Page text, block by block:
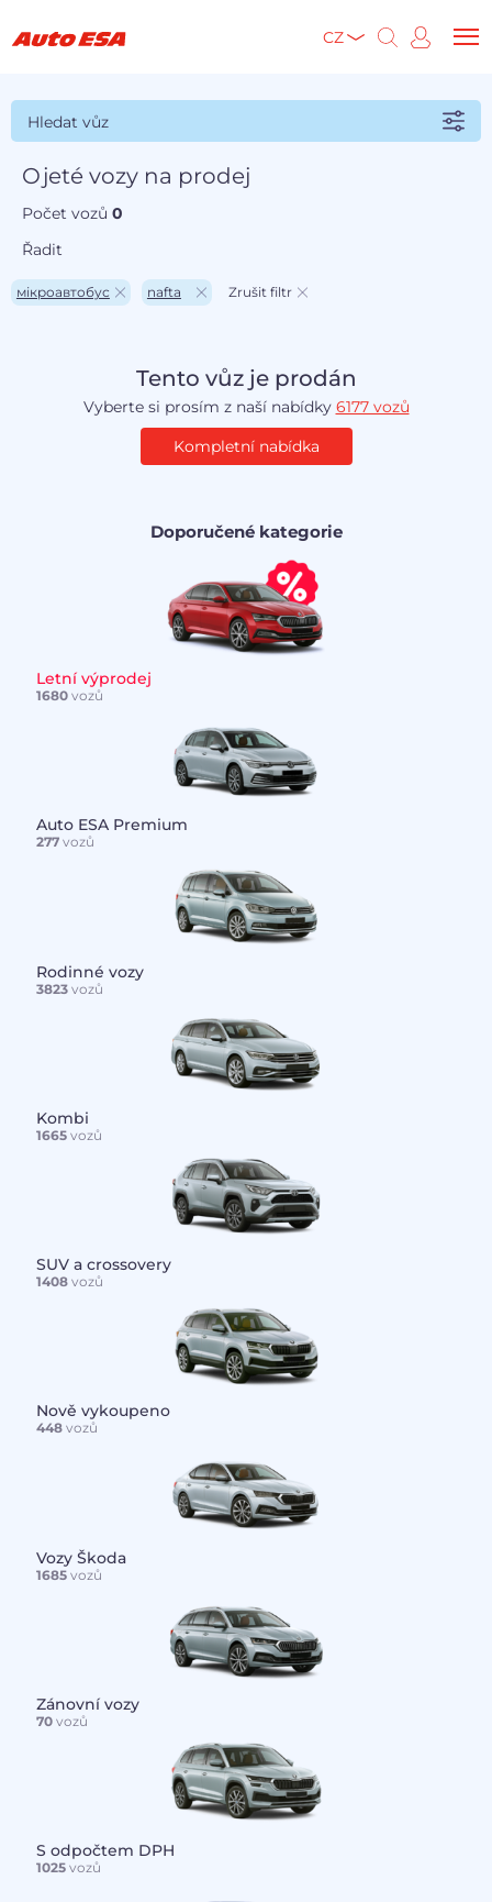
CZ
Hledat vůz
Ojeté vozy na prodej
Počet vozů0
Řadit
мікроавтобус nafta Zrušit filtr
Tento vůz je prodán
Vyberte si prosím z naší nabídky 6177 vozů
Kompletní nabídka
Doporučené kategorie
Letní výprodej
1680vozů
Auto ESA Premium
277vozů
Rodinné vozy
3823vozů
Kombi
1665vozů
SUV a crossovery
1408vozů
Nově vykoupeno
448vozů
Vozy Škoda
1685vozů
Zánovní vozy
70vozů
S odpočtem DPH
1025vozů